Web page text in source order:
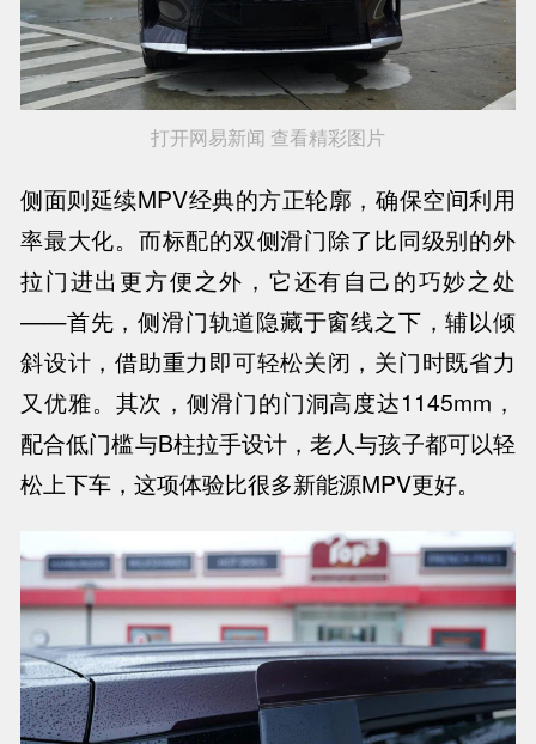
打开网易新闻 查看精彩图片
侧面则延续MPV经典的方正轮廓，确保空间利用
率最大化。而标配的双侧滑门除了比同级别的外
拉门进出更方便之外，它还有自己的巧妙之处
——首先，侧滑门轨道隐藏于窗线之下，辅以倾
斜设计，借助重力即可轻松关闭，关门时既省力
又优雅。其次，侧滑门的门洞高度达1145mm，
配合低门槛与B柱拉手设计，老人与孩子都可以轻
松上下车，这项体验比很多新能源MPV更好。